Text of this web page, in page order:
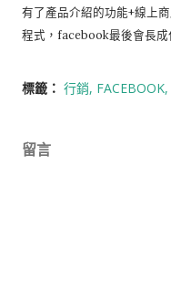
有了產品介紹的功能+線上
程式，facebook最後會長成
標籤： 行銷 FACEBOOK
留言